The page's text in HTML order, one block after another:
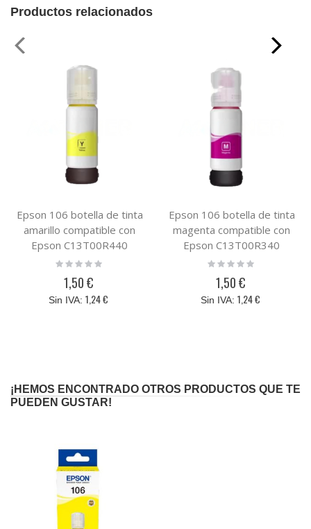
Productos relacionados
Epson 106 botella de tinta
amarillo compatible con
Epson C13T00R440
Rating:
1,50 €
1,24 €
Epson 106 botella de tinta
magenta compatible con
Epson C13T00R340
Rating:
1,50 €
1,24 €
¡HEMOS ENCONTRADO OTROS PRODUCTOS QUE TE
PUEDEN GUSTAR!